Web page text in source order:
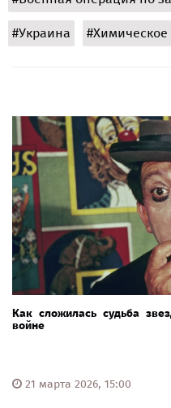
#Украина
Как сложилась судьба
войне
21 марта 2026, 15:00